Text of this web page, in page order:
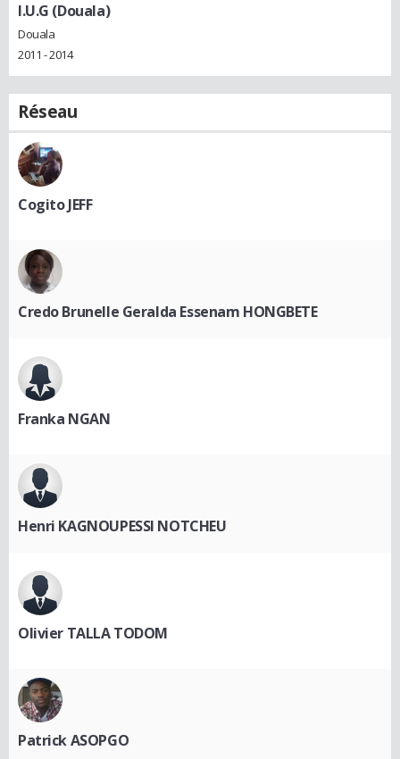
I.U.G (Douala)
Douala
2011 - 2014
Réseau
Cogito JEFF
Credo Brunelle Geralda Essenam HONGBETE
Franka NGAN
Henri KAGNOUPESSI NOTCHEU
Olivier TALLA TODOM
Patrick ASOPGO